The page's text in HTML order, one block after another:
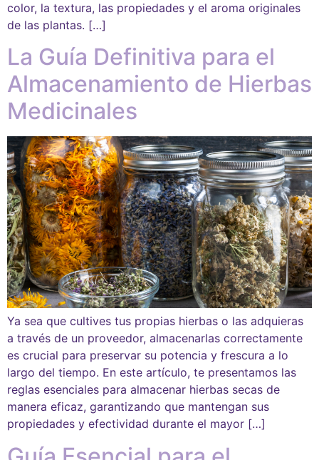
color, la textura, las propiedades y el aroma originales
de las plantas. […]
La Guía Definitiva para el
Almacenamiento de Hierbas
Medicinales
Ya sea que cultives tus propias hierbas o las adquieras
a través de un proveedor, almacenarlas correctamente
es crucial para preservar su potencia y frescura a lo
largo del tiempo. En este artículo, te presentamos las
reglas esenciales para almacenar hierbas secas de
manera eficaz, garantizando que mantengan sus
propiedades y efectividad durante el mayor […]